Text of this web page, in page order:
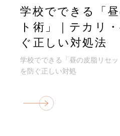
学校でできる「
ト術」｜テカリ
ぐ正しい対処法
学校でできる「昼の皮脂リセ
を防ぐ正しい対処